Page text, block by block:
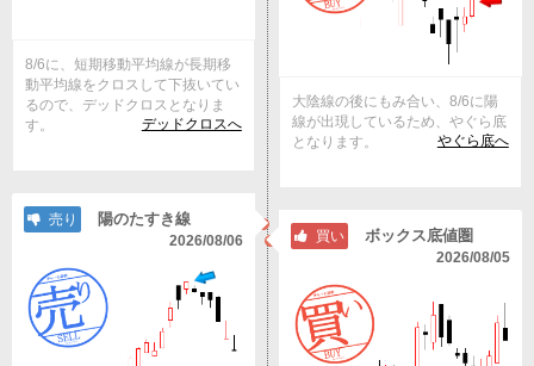
8/6に、短期移動平均線が長期移
動平均線をクロスして下抜いてい
るので、デッドクロスとなりま
す。
デッドクロスへ
大陰線の後にもみ合い、8/6に陽
線が出現しているため、やぐら底
となります。
やぐら底へ
売り 陽のたすき線
2026/08/06 買い ボックス底値圏
2026/08/05